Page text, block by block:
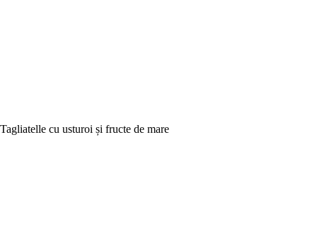
Tagliatelle cu usturoi și fructe de mare